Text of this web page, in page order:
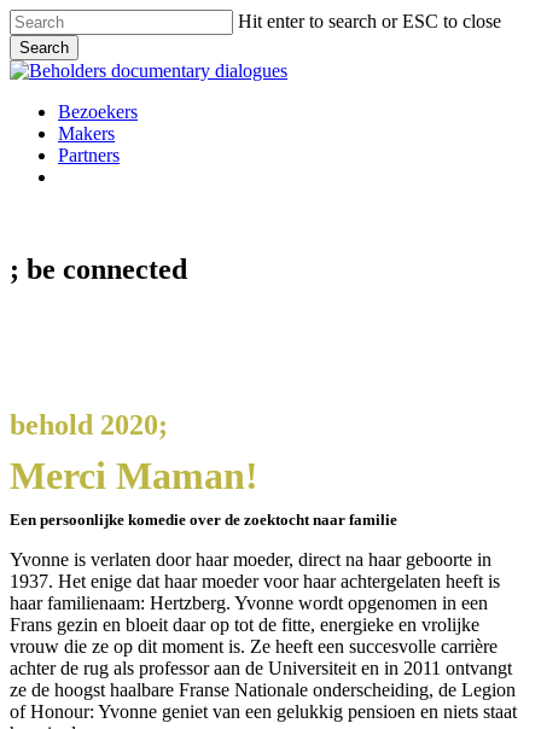
Skip
to
main
content
Hit enter to search or ESC to close
Search
Close
Menu
Bezoekers
Makers
Partners
; be connected
behold 2020;
Merci Maman!
Een persoonlijke komedie over de zoektocht naar familie
Yvonne is verlaten door haar moeder, direct na haar geboorte in
1937. Het enige dat haar moeder voor haar achtergelaten heeft is
haar familienaam: Hertzberg. Yvonne wordt opgenomen in een
Frans gezin en bloeit daar op tot de fitte, energieke en vrolijke
vrouw die ze op dit moment is. Ze heeft een succesvolle carrière
achter de rug als professor aan de Universiteit en in 2011 ontvangt
ze de hoogst haalbare Franse Nationale onderscheiding, de Legion
of Honour: Yvonne geniet van een gelukkig pensioen en niets staat